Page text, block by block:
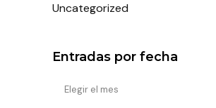
Uncategorized
Entradas por fecha
Entradas